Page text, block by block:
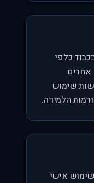
כלפי
אחרים
שימוש
הלמידה.
אישי